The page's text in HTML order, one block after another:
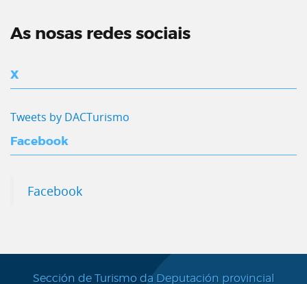
As nosas redes sociais
X
Tweets by DACTurismo
Facebook
Facebook
Sección de Turismo da Deputación provincial